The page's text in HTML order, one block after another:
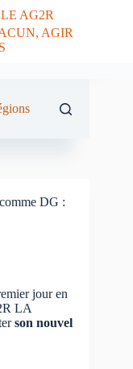
AG2R
AGIR
DG :
jour en
LA
son nouvel